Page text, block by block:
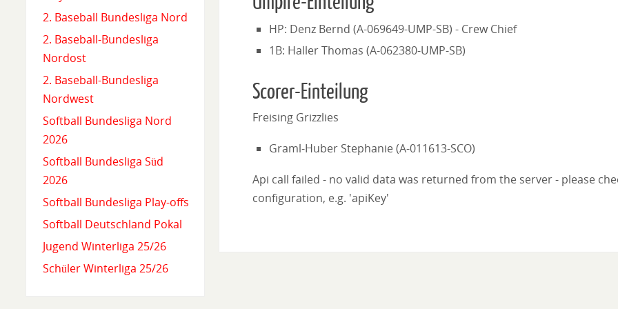
HP: Denz Bernd (A-069649-UMP-SB) - Crew Chief
1B: Haller Thomas (A-062380-UMP-SB)
Scorer-Einteilung
Freising Grizzlies
Graml-Huber Stephanie (A-011613-SCO)
Api call failed - no valid data was returned from the server - please
configuration, e.g. 'apiKey'
2. Baseball Bundesliga Nord
2. Baseball-Bundesliga
Nordost
2. Baseball-Bundesliga
Nordwest
Softball Bundesliga Nord
2026
Softball Bundesliga Süd
2026
Softball Bundesliga Play-offs
Softball Deutschland Pokal
Jugend Winterliga 25/26
Schüler Winterliga 25/26